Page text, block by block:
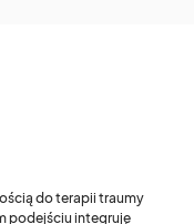
do terapii traumy
podejściu integruję